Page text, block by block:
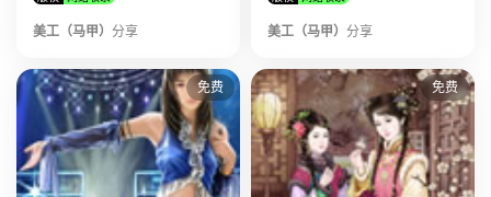
美工（马甲） 分享 美工（马甲） 分享
免费 免费